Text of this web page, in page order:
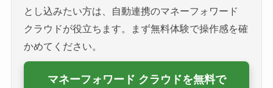
とし込みたい方は、自動連携のマネーフォワード
クラウドが役立ちます。まず無料体験で操作感を確
かめてください。
マネーフォワード クラウドを無料で